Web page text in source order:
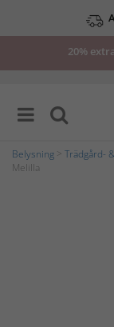
20%
Belysning Trädgård-
Melilla